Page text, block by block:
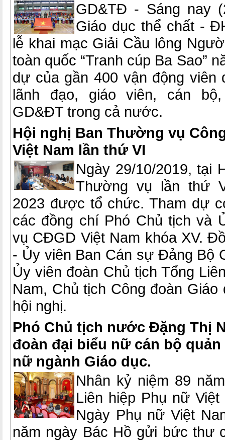
GD&TĐ - Sáng nay
Giáo dục thể chất -
lễ khai mạc Giải Cầu lông
toàn quốc “Tranh cúp Ba Sao”
dự của gần 400 vận động viên
lãnh đạo, giáo viên, cán
GD&ĐT trong cả nước.
Hội nghị Ban Thường vụ
Việt Nam lần thứ VI
Ngày 29/10/2019, tại
Thường vụ lần thứ
2023 được tổ chức. Tham dự
các đồng chí Phó Chủ tịch và
vụ CĐGD Việt Nam khóa XV.
- Ủy viên Ban Cán sự Đảng Bộ
Ủy viên đoàn Chủ tịch Tổng
Nam, Chủ tịch Công đoàn
hội nghị.
Phó Chủ tịch nước Đặng Thị
đoàn đại biểu nữ cán bộ
nữ ngành Giáo dục.
Nhân kỷ niệm 89
Liên hiệp Phụ nữ
Ngày Phụ nữ Việt
năm ngày Bác Hồ gửi bức thư